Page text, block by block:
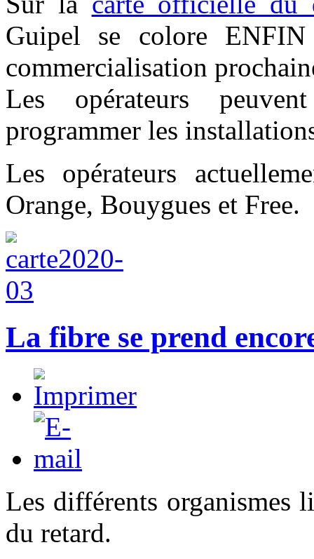
Guipel se colore
commercialisation
Les opérateurs
programmer les
Les opérateurs
Orange, Bouygues et Free.
La fibre se prend
Les différents organismes
du retard.